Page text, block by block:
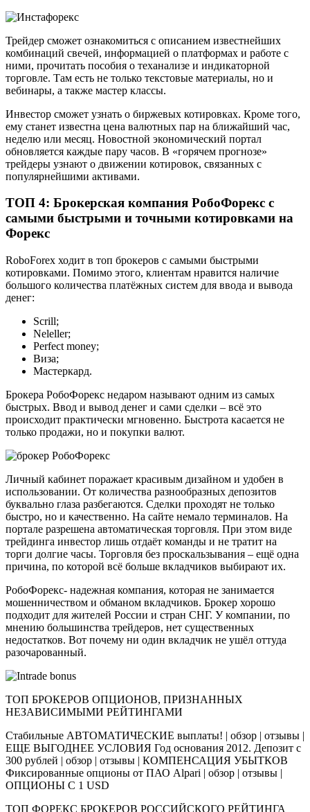
Трейдер сможет ознакомиться с описанием известнейших
комбинаций свечей, информацией о платформах и работе с
ними, прочитать пособия о теханализе и индикаторной
торговле. Там есть не только текстовые материалы, но и
вебинары, а также мастер классы.
Инвестор сможет узнать о биржевых котировках. Кроме того,
ему станет известна цена валютных пар на ближайший час,
неделю или месяц. Новостной экономический портал
обновляется каждые пару часов. В «горячем прогнозе»
трейдеры узнают о движении котировок, связанных с
популярнейшими активами.
ТОП 4: Брокерская компания РобоФорекс с
самыми быстрыми и точными котировками на
Форекс
RoboForex ходит в топ брокеров с самыми быстрыми
котировками. Помимо этого, клиентам нравится наличие
большого количества платёжных систем для ввода и вывода
денег:
Scrill;
Neleller;
Perfect money;
Виза;
Мастеркард.
Брокера РобоФорекс недаром называют одним из самых
быстрых. Ввод и вывод денег и сами сделки – всё это
происходит практически мгновенно. Быстрота касается не
только продажи, но и покупки валют.
Личный кабинет поражает красивым дизайном и удобен в
использовании. От количества разнообразных депозитов
буквально глаза разбегаются. Сделки проходят не только
быстро, но и качественно. На сайте немало терминалов. На
портале разрешена автоматическая торговля. При этом виде
трейдинга инвестор лишь отдаёт команды и не тратит на
торги долгие часы. Торговля без проскальзывания – ещё одна
причина, по которой всё больше вкладчиков выбирают их.
РобоФорекс- надежная компания, которая не занимается
мошенничеством и обманом вкладчиков. Брокер хорошо
подходит для жителей России и стран СНГ. У компании, по
мнению большинства трейдеров, нет существенных
недостатков. Вот почему ни один вкладчик не ушёл оттуда
разочарованный.
ТОП БРОКЕРОВ ОПЦИОНОВ, ПРИЗНАННЫХ
НЕЗАВИСИМЫМИ РЕЙТИНГАМИ
Стабильные АВТОМАТИЧЕСКИЕ выплаты! | обзор | отзывы |
ЕЩЕ ВЫГОДНЕЕ УСЛОВИЯ Год основания 2012. Депозит с
300 рублей | обзор | отзывы | КОМПЕНСАЦИЯ УБЫТКОВ
Фиксированные опционы от ПАО Alpari | обзор | отзывы |
ОПЦИОНЫ С 1 USD
ТОП ФОРЕКС БРОКЕРОВ РОССИЙСКОГО РЕЙТИНГА